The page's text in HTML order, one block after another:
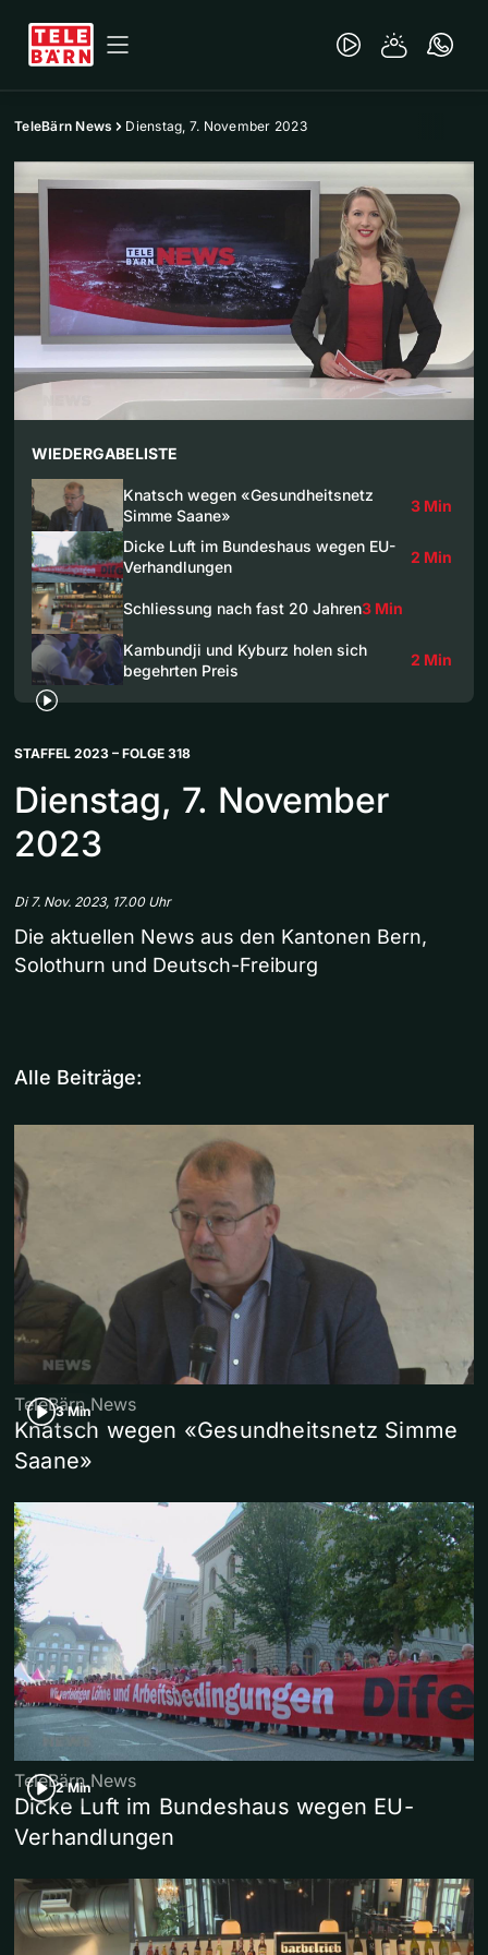
TeleBärn News Dienstag, 7. November 2023
WIEDERGABELISTE
Knatsch wegen «Gesundheitsnetz
Simme Saane»
3 Min
Dicke Luft im Bundeshaus wegen EU-
Verhandlungen
2 Min
Schliessung nach fast 20 Jahren3 Min
Kambundji und Kyburz holen sich
begehrten Preis
2 Min
STAFFEL 2023 – FOLGE 318
Dienstag, 7. November
2023
Di 7. Nov. 2023, 17.00 Uhr
Die aktuellen News aus den Kantonen Bern,
Solothurn und Deutsch-Freiburg
Alle Beiträge:
3 Min
TeleBärn News
Knatsch wegen «Gesundheitsnetz Simme
Saane»
2 Min
TeleBärn News
Dicke Luft im Bundeshaus wegen EU-
Verhandlungen